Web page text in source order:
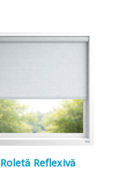
Roletă Reflexivă